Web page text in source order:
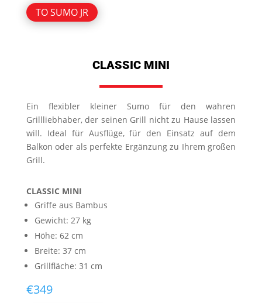
TO SUMO JR
CLASSIC MINI
Ein flexibler kleiner Sumo für den wahren
Grillliebhaber, der seinen Grill nicht zu Hause lassen
will. Ideal für Ausflüge, für den Einsatz auf dem
Balkon oder als perfekte Ergänzung zu Ihrem großen
Grill.
CLASSIC MINI
Griffe aus Bambus
Gewicht: 27 kg
Höhe: 62 cm
Breite: 37 cm
Grillfläche: 31 cm
€349